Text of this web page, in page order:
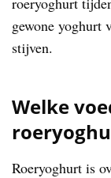
gewone yoghurt
stijven.
Welke
Roeryoghurt is